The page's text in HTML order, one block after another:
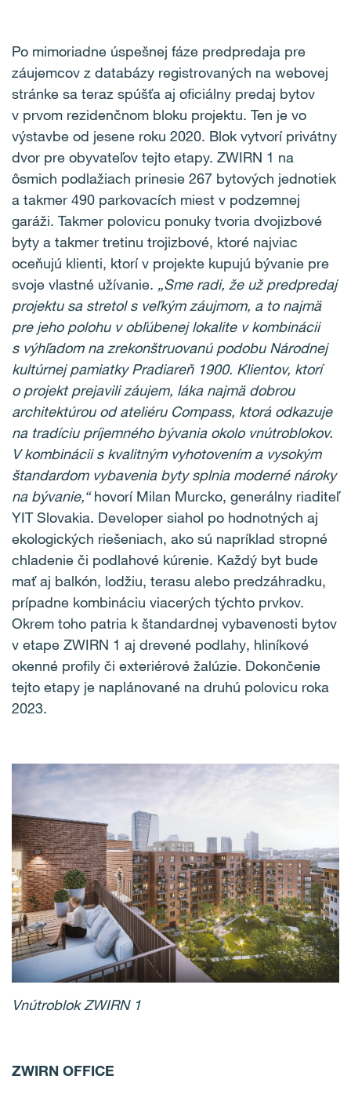
Po mimoriadne úspešnej fáze predpredaja pre
záujemcov z databázy registrovaných na webovej
stránke sa teraz spúšťa aj oficiálny predaj bytov
v prvom rezidenčnom bloku projektu. Ten je vo
výstavbe od jesene roku 2020. Blok vytvorí privátny
dvor pre obyvateľov tejto etapy. ZWIRN 1 na
ôsmich podlažiach prinesie 267 bytových jednotiek
a takmer 490 parkovacích miest v podzemnej
garáži. Takmer polovicu ponuky tvoria dvojizbové
byty a takmer tretinu trojizbové, ktoré najviac
oceňujú klienti, ktorí v projekte kupujú bývanie pre
svoje vlastné užívanie. „Sme radi, že už predpredaj
projektu sa stretol s veľkým záujmom, a to najmä
pre jeho polohu v obľúbenej lokalite v kombinácii
s výhľadom na zrekonštruovanú podobu Národnej
kultúrnej pamiatky Pradiareň 1900. Klientov, ktorí
o projekt prejavili záujem, láka najmä dobrou
architektúrou od ateliéru Compass, ktorá odkazuje
na tradíciu príjemného bývania okolo vnútroblokov.
V kombinácii s kvalitným vyhotovením a vysokým
štandardom vybavenia byty splnia moderné nároky
na bývanie,“hovorí Milan Murcko, generálny riaditeľ
YIT Slovakia. Developer siahol po hodnotných aj
ekologických riešeniach, ako sú napríklad stropné
chladenie či podlahové kúrenie. Každý byt bude
mať aj balkón, lodžiu, terasu alebo predzáhradku,
prípadne kombináciu viacerých týchto prvkov.
Okrem toho patria k štandardnej vybavenosti bytov
v etape ZWIRN 1 aj drevené podlahy, hliníkové
okenné profily či exteriérové žalúzie. Dokončenie
tejto etapy je naplánované na druhú polovicu roka
2023.
Vnútroblok ZWIRN 1
ZWIRN OFFICE